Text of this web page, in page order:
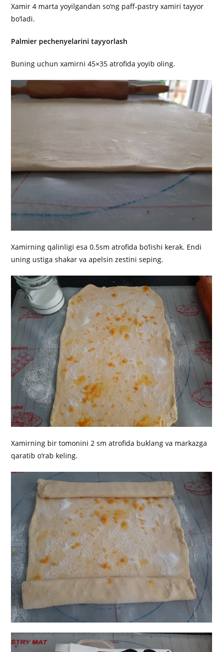
Xamir 4 marta yoyilgandan so‘ng paff-pastry xamiri tayyor
bo‘ladi.
Palmier pechenyelarini tayyorlash
Buning uchun xamirni 45×35 atrofida yoyib oling.
Xamirning qalinligi esa 0.5sm atrofida bo‘lishi kerak. Endi
uning ustiga shakar va apelsin zestini seping.
Xamirning bir tomonini 2 sm atrofida buklang va markazga
qaratib o‘rab keling.